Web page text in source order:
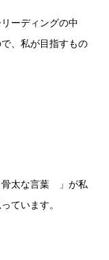
ーディングの中
、私が目指すもの
太な言葉 」が私
ています。